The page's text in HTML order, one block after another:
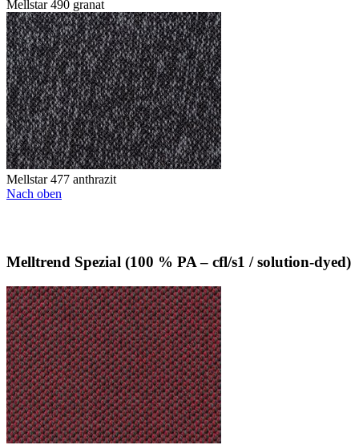
Mellstar 490 granat
Mellstar 477 anthrazit
Nach oben
Melltrend Spezial (100 % PA – cfl/s1 / solution-dyed)